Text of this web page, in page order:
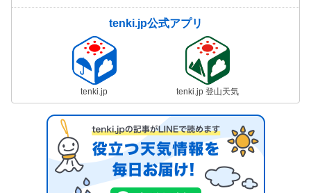
tenki.jp公式アプリ
tenki.jp tenki.jp 登山天気